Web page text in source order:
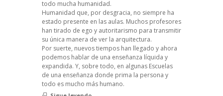
todo mucha humanidad.
Humanidad que, por desgracia, no siempre ha
estado presente en las aulas. Muchos profesores
han tirado de ego y autoritarismo para transmitir
su única manera de ver la arquitectura.
Por suerte, nuevos tiempos han llegado y ahora
podemos hablar de una enseñanza líquida y
expandida. Y, sobre todo, en algunas Escuelas
de una enseñanza donde prima la persona y
todo es mucho más humano.